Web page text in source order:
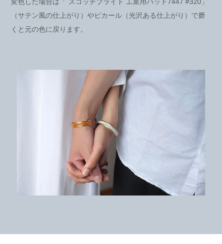
変色した場合は「 スコッチブライト 工業用パッド7447 #320」
（サテン風の仕上がり）やピカール（光沢ある仕上がり）で磨
くと元の色に戻ります。